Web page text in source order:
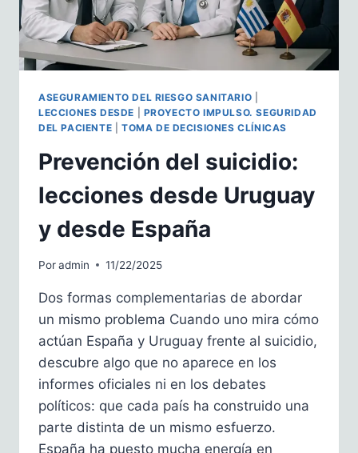
ASEGURAMIENTO DEL RIESGO SANITARIO
LECCIONES DESDE
PROYECTO IMPULSO. SEGURIDAD
DEL PACIENTE
TOMA DE DECISIONES CLÍNICAS
Prevención del suicidio:
lecciones desde Uruguay
y desde España
Poradmin 11/22/2025
Dos formas complementarias de abordar
un mismo problema Cuando uno mira cómo
actúan España y Uruguay frente al suicidio,
descubre algo que no aparece en los
informes oficiales ni en los debates
políticos: que cada país ha construido una
parte distinta de un mismo esfuerzo.
España ha puesto mucha energía en